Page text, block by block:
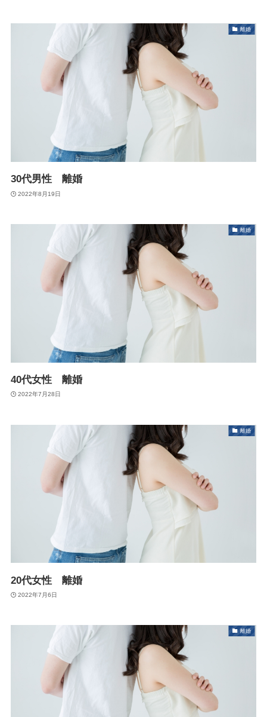
離婚
30代男性 離婚
2022年8月19日
離婚
40代女性 離婚
2022年7月28日
離婚
20代女性 離婚
2022年7月6日
離婚